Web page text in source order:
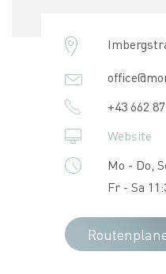
+43 662
Website
Mo - Do,
Fr - Sa